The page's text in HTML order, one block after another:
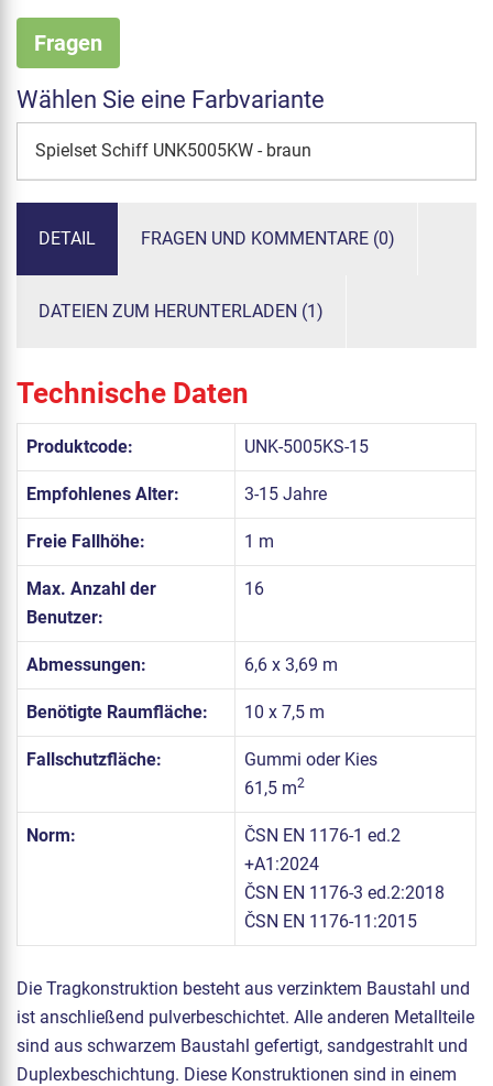
Fragen
Wählen Sie eine Farbvariante
Spielset Schiff UNK5005KW - braun
DETAIL FRAGEN UND KOMMENTARE (0)
DATEIEN ZUM HERUNTERLADEN (1)
Technische Daten
Produktcode: UNK-5005KS-15
Empfohlenes Alter: 3-15 Jahre
Freie Fallhöhe: 1 m
Max. Anzahl der
Benutzer:
16
Abmessungen: 6,6 x 3,69 m
Benötigte Raumfläche: 10 x 7,5 m
Fallschutzfläche:
Gummi oder Kies
61,5 m2
Norm:
ČSN EN 1176-1 ed.2
+A1:2024
ČSN EN 1176-3 ed.2:2018
ČSN EN 1176-11:2015
Die Tragkonstruktion besteht aus verzinktem Baustahl und
ist anschließend pulverbeschichtet. Alle anderen Metallteile
sind aus schwarzem Baustahl gefertigt, sandgestrahlt und
Duplexbeschichtung. Diese Konstruktionen sind in einem